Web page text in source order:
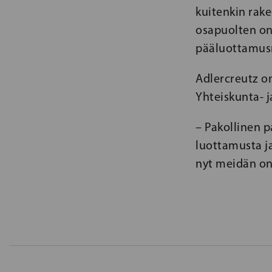
kuitenkin
osapuolten
Adlercreutz
Yhteiskunta-
– Pakollinen
luottamusta
nyt meidän